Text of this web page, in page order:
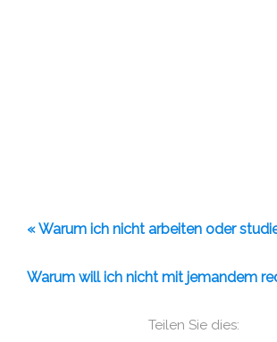
Teilen Sie dies:
« Warum ich nicht arbeiten oder
Warum will ich nicht mit jemandem